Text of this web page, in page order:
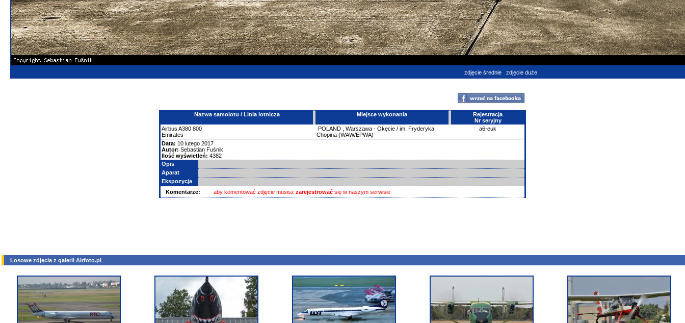
zdjęcie średnie zdjęcie duże
Nazwa samolotu / Linia lotnicza Miejsce wykonania
Rejestracja
Nr seryjny
Airbus A380 800
Emirates
POLAND
Warszawa - Okęcie / im. Fryderyka
Chopina (WAW/EPWA)
a6-euk
Data: 10 lutego 2017
Autor: Sebastian Fuśnik
Ilość wyświetleń: 4382
Opis
Aparat
Ekspozycja
Komentarze:
aby komentować zdjęcie musisz zarejestrować się w naszym serwisie
Losowe zdjęcia z galerii Airfoto.pl